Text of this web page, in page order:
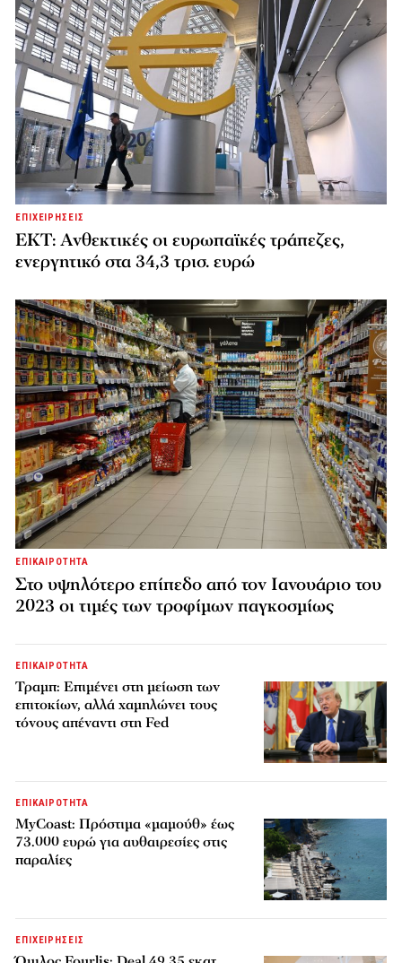
ΕΠΙΧΕΙΡΗΣΕΙΣ
ΕΚΤ: Ανθεκτικές οι ευρωπαϊκές τράπεζες,
ενεργητικό στα 34,3 τρισ. ευρώ
ΕΠΙΚΑΙΡΟΤΗΤΑ
Στο υψηλότερο επίπεδο από τον Ιανουάριο του
2023 οι τιμές των τροφίμων παγκοσμίως
ΕΠΙΚΑΙΡΟΤΗΤΑ
Τραμπ: Επιμένει στη μείωση των
επιτοκίων, αλλά χαμηλώνει τους
τόνους απέναντι στη Fed
ΕΠΙΚΑΙΡΟΤΗΤΑ
MyCoast: Πρόστιμα «μαμούθ» έως
73.000 ευρώ για αυθαιρεσίες στις
παραλίες
ΕΠΙΧΕΙΡΗΣΕΙΣ